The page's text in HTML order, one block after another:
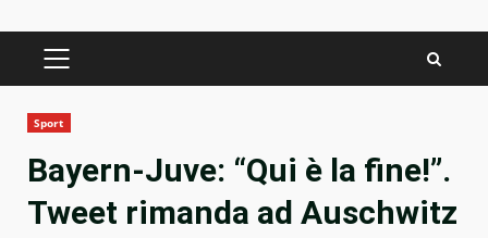
PRIMARY
Sport
Bayern-Juve: “Qui è la fine!”.
Tweet rimanda ad Auschwitz